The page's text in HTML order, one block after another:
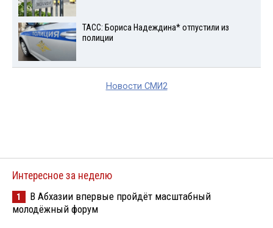
ТАСС: Бориса Надеждина* отпустили из
полиции
Новости СМИ2
Интересное за неделю
1
В Абхазии впервые пройдёт масштабный
молодёжный форум